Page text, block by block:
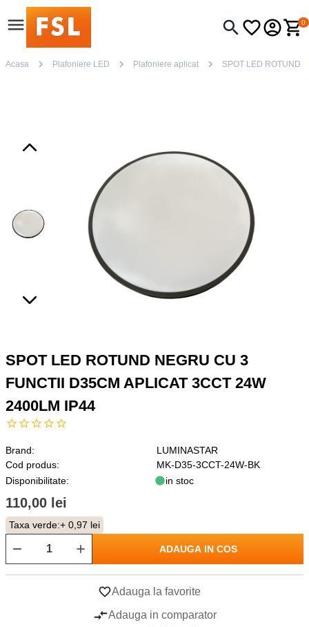
0
Acasa Plafoniere LED Plafoniere aplicat SPOT LED ROTUND
SPOT LED ROTUND NEGRU CU 3
FUNCTII D35CM APLICAT 3CCT 24W
2400LM IP44
Brand:
LUMINASTAR
Cod produs:
MK-D35-3CCT-24W-BK
Disponibilitate:
in stoc
110,00 lei
Taxa verde:+ 0,97 lei
ADAUGA IN COS
Adauga la favorite
Adauga in comparator